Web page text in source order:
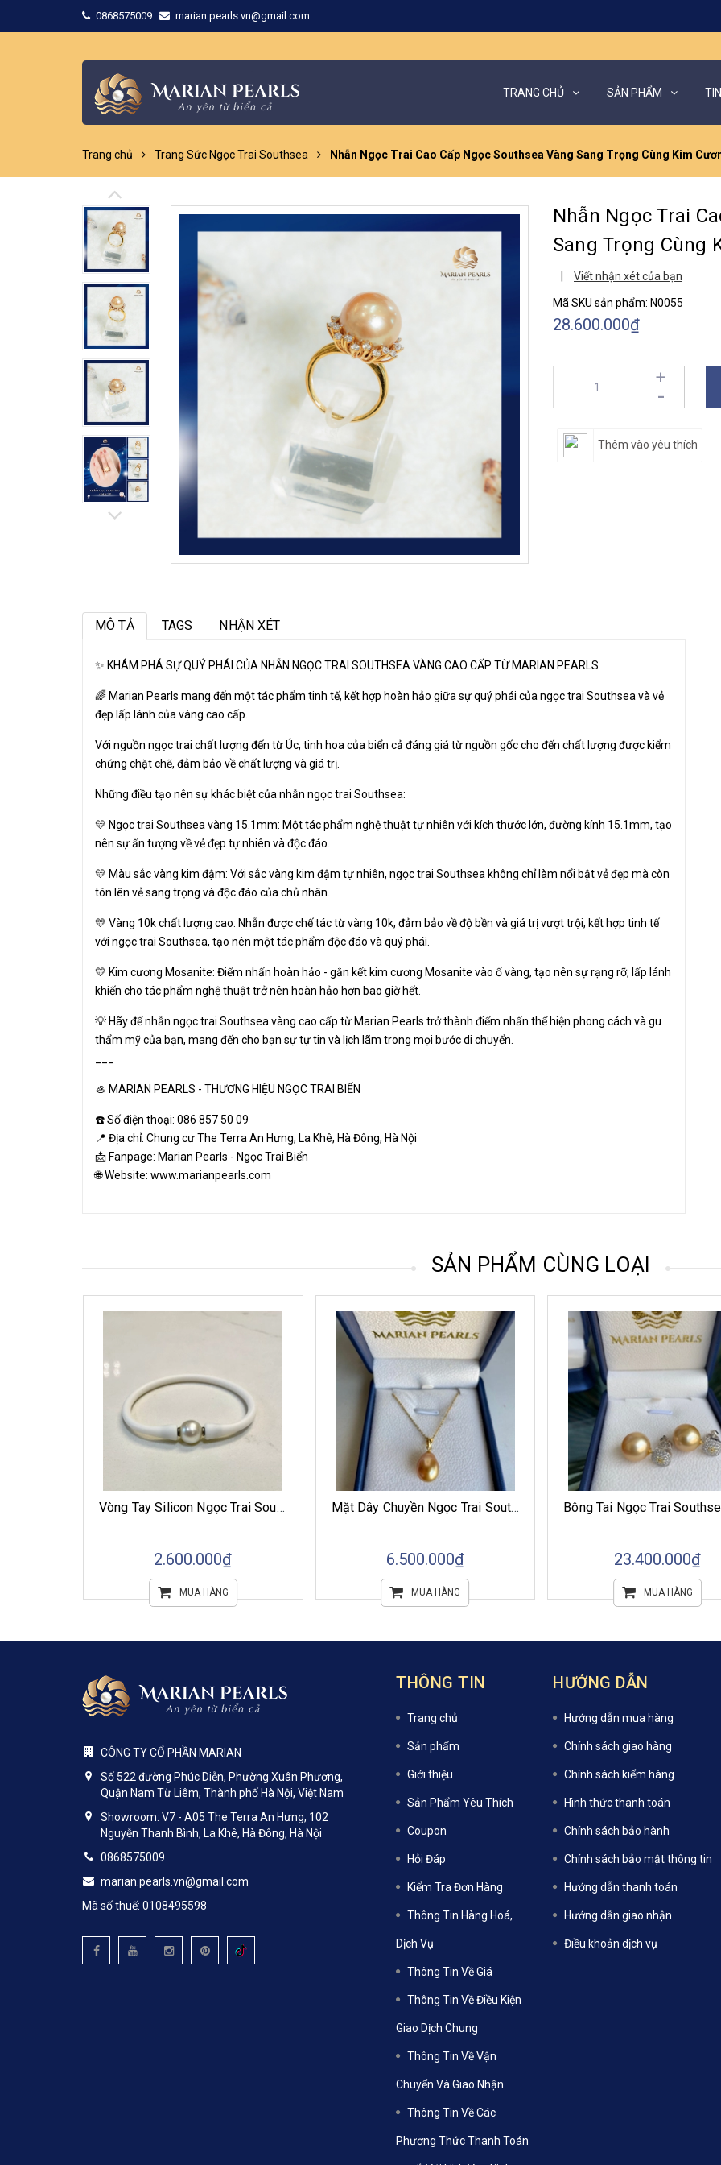
0868575009 marian.pearls.vn@gmail.com
TRANG CHỦ SẢN PHẨM
Trang chủ Trang Sức Ngọc Trai Southsea Nhẫn Ngọc Trai Cao Cấp Ngọc Southsea Vàng Sang Trọng Cùng Kim
Nhẫn Ngọc Trai
Sang Trọng Cùng
Viết nhận xét của bạn
Mã SKU sản phẩm: N0055
28.600.000₫
+
-
Thêm vào yêu thích
MÔ TẢ TAGS NHẬN XÉT
✨ KHÁM PHÁ SỰ QUÝ PHÁI CỦA NHẪN NGỌC TRAI SOUTHSEA VÀNG CAO CẤP TỪ MARIAN PEARLS
🌈 Marian Pearls mang đến một tác phẩm tinh tế, kết hợp hoàn hảo giữa sự quý phái của ngọc trai Southsea và vẻ
đẹp lấp lánh của vàng cao cấp.
Với nguồn ngọc trai chất lượng đến từ Úc, tinh hoa của biển cả đáng giá từ nguồn gốc cho đến chất lượng được kiểm
chứng chặt chẽ, đảm bảo về chất lượng và giá trị.
Những điều tạo nên sự khác biệt của nhẫn ngọc trai Southsea:
💛 Ngọc trai Southsea vàng 15.1mm: Một tác phẩm nghệ thuật tự nhiên với kích thước lớn, đường kính 15.1mm, tạo
nên sự ấn tượng về vẻ đẹp tự nhiên và độc đáo.
💛 Màu sắc vàng kim đậm: Với sắc vàng kim đậm tự nhiên, ngọc trai Southsea không chỉ làm nổi bật vẻ đẹp mà còn
tôn lên vẻ sang trọng và độc đáo của chủ nhân.
💛 Vàng 10k chất lượng cao: Nhẫn được chế tác từ vàng 10k, đảm bảo về độ bền và giá trị vượt trội, kết hợp tinh tế
với ngọc trai Southsea, tạo nên một tác phẩm độc đáo và quý phái.
💛 Kim cương Mosanite: Điểm nhấn hoàn hảo - gắn kết kim cương Mosanite vào ổ vàng, tạo nên sự rạng rỡ, lấp lánh
khiến cho tác phẩm nghệ thuật trở nên hoàn hảo hơn bao giờ hết.
💡 Hãy để nhẫn ngọc trai Southsea vàng cao cấp từ Marian Pearls trở thành điểm nhấn thể hiện phong cách và gu
thẩm mỹ của bạn, mang đến cho bạn sự tự tin và lịch lãm trong mọi bước di chuyển.
🦪 MARIAN PEARLS - THƯƠNG HIỆU NGỌC TRAI BIỂN
☎️ Số điện thoại: 086 857 50 09
📍 Địa chỉ: Chung cư The Terra An Hưng, La Khê, Hà Đông, Hà Nội
📩 Fanpage: Marian Pearls - Ngọc Trai Biển
🌐 Website: www.marianpearls.com
SẢN PHẨM CÙNG LOẠI
Vòng Tay Silicon Ngọc Trai Southsea
2.600.000₫
MUA HÀNG
Mặt Dây Chuyền Ngọc Trai Southsea Úc Dáng Giọt Nước Cùng Móc Vàng 10k
6.500.000₫
MUA HÀNG
23.400.000₫
MUA HÀNG
CÔNG TY CỔ PHẦN MARIAN
Số 522 đường Phúc Diễn, Phường Xuân Phương,
Quận Nam Từ Liêm, Thành phố Hà Nội, Việt Nam
Showroom: V7 - A05 The Terra An Hưng, 102
Nguyễn Thanh Bình, La Khê, Hà Đông, Hà Nội
0868575009
marian.pearls.vn@gmail.com
Mã số thuế: 0108495598
THÔNG TIN
Trang chủ
Sản phẩm
Giới thiệu
Sản Phẩm Yêu Thích
Coupon
Hỏi Đáp
Kiểm Tra Đơn Hàng
Thông Tin Hàng Hoá,
Dịch Vụ
Thông Tin Về Giá
Thông Tin Về Điều Kiện
Giao Dịch Chung
Thông Tin Về Vận
Chuyển Và Giao Nhận
Thông Tin Về Các
Phương Thức Thanh Toán
HƯỚNG DẪN
Hướng dẫn mua hàng
Chính sách giao hàng
Chính sách kiểm hàng
Hình thức thanh toán
Chính sách bảo hành
Chính sách bảo mật thông tin
Hướng dẫn thanh toán
Hướng dẫn giao nhận
Điều khoản dịch vụ